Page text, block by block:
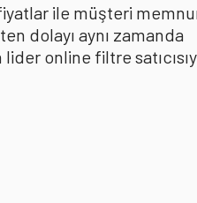
ile müşteri
dolayı aynı zamanda
online filtre